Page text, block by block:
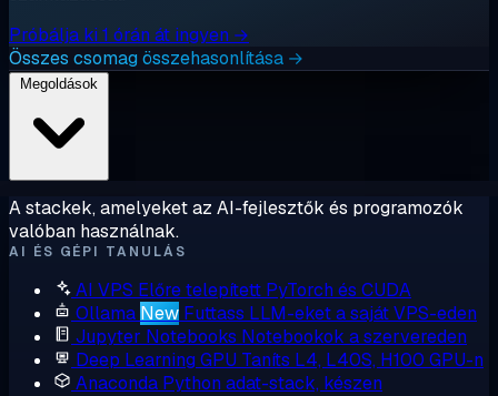
Próbálja ki 1 órán át ingyen →
Összes csomag összehasonlítása →
A stackek, amelyeket az AI-fejlesztők és programozók
valóban használnak.
AI ÉS GÉPI TANULÁS
AI VPS Előre telepített PyTorch és CUDA
Ollama New Futtass LLM-eket a saját VPS-eden
Jupyter Notebooks Notebookok a szervereden
Deep Learning GPU Taníts L4, L40S, H100 GPU-n
Anaconda Python adat-stack, készen